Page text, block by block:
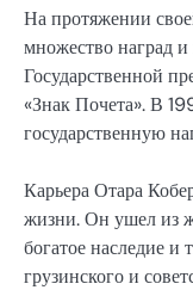
На протяжении
множество наград
Государственной
«Знак Почета». В
государственную
Карьера Отара
жизни. Он ушел из
богатое наследие и
грузинского и